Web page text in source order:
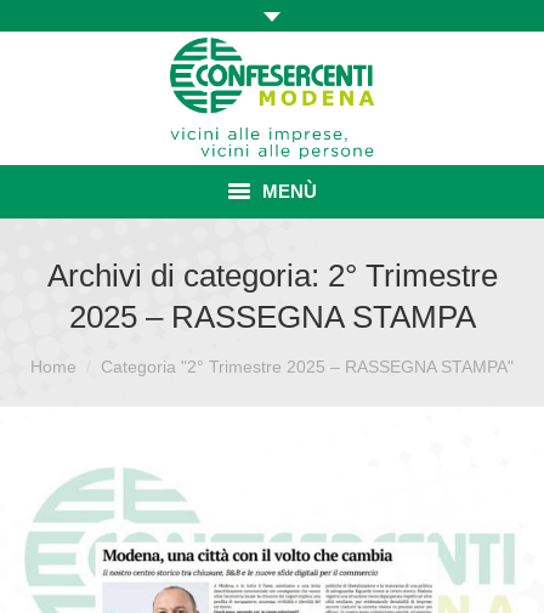
MENÙ
ASSOCIAZIONE
ISCRIZIONE E VANTAGGI
CATEGORIE SINDACALI
SERVIZI
GIOVEDÌ GASTRONOMICI
Archivi di categoria: 2° Trimestre
2025 – RASSEGNA STAMPA
Sei qui:
Home Categoria "2° Trimestre 2025 – RASSEGNA STAMPA"